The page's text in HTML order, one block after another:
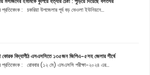
প্রতিবেদক : চকরিয়া উপজেলার পূর্ব বড় ভেওলা ইউনিয়নে...
কোরক বিদ্যাপীঠ এসএসসিতে ১৩৫জন জিপিএ-৫সহ জেলার শীর্ষে
প্রতিবেদক : রোববার (১২ মে) এসএসসি পরীক্ষা-২০২৪ এর...